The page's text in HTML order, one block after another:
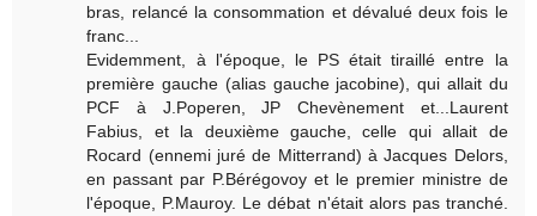
bras, relancé la consommation et dévalué deux fois le
franc...
Evidemment, à l'époque, le PS était tiraillé entre la
première gauche (alias gauche jacobine), qui allait du
PCF à J.Poperen, JP Chevènement et...Laurent
Fabius, et la deuxième gauche, celle qui allait de
Rocard (ennemi juré de Mitterrand) à Jacques Delors,
en passant par P.Bérégovoy et le premier ministre de
l'époque, P.Mauroy. Le débat n'était alors pas tranché.